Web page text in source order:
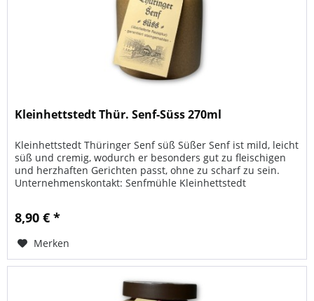
Kleinhettstedt Thür. Senf-Süss 270ml
Kleinhettstedt Thüringer Senf süß Süßer Senf ist mild, leicht
süß und cremig, wodurch er besonders gut zu fleischigen
und herzhaften Gerichten passt, ohne zu scharf zu sein.
Unternehmenskontakt: Senfmühle Kleinhettstedt
8,90 € *
Merken